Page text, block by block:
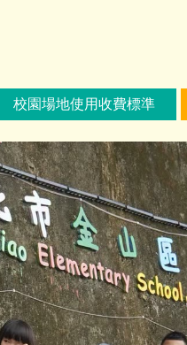
校園場地使用收費標準